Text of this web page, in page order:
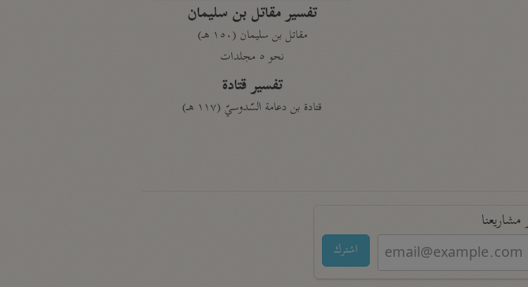
تفسير مقاتل بن سليمان
مقاتل بن سليمان (١٥٠ هـ)
نحو ٥ مجلدات
تفسير قتادة
قتادة بن دعامة السّدوسيّ (١١٧ هـ)
اشترك